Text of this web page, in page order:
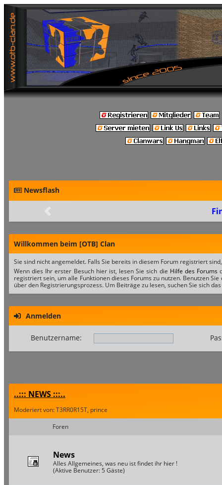
Newsflash
Willkommen beim [OTB] Clan
Sie sind nicht angemeldet. Falls Sie bereits in diesem Forum registriert
Wenn dies Ihr erster Besuch hier ist, lesen Sie sich die Hilfe des Forums
registriert sein, um alle Funktionen dieses Forums zu nutzen. Benutzen
über den Registrierungsprozess. Um Beiträge zu lesen, suchen Sie sich
Anmelden
Benutzername:
..::: NEWS :::..
Moderiert von: T3RR0R15T, prince
Foren
News
Alles Allgemeines, was neu ist findet ihr hier !
(Aktive Benutzer: 5 Gäste)